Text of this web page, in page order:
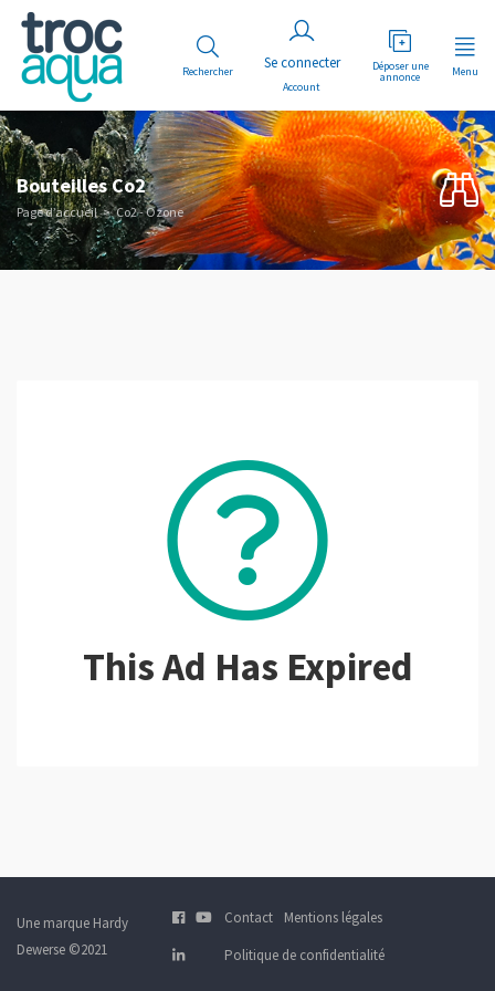
Rechercher
Account
Déposer une
annonce Menu
Bouteilles Co2
Page d’accueil Co2 - Ozone
This Ad Has Expired
Une marque Hardy
Dewerse ©2021
Contact
Mentions légales
Politique de confidentialité